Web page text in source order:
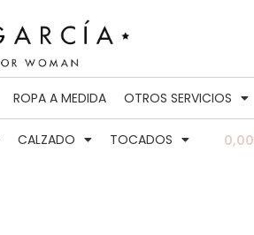
ROPA A MEDIDA OTROS SERVICIOS
CALZADO TOCADOS 0,00